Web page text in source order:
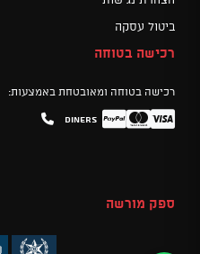
ביטול עסקה
רכישה בטוחה
רכישה בטוחה ומאובטחת באמצעות:
Visa
Mastercard
PayPal
Diners
ספק מורשה